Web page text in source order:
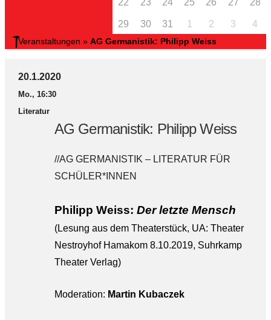
29 30 31 1 2 3 4
Veranstaltungen » AG Germanistik: Philipp Weiss
20.1.2020
Mo., 16:30
Literatur
AG Germanistik: Philipp Weiss
//AG GERMANISTIK – LITERATUR FÜR
SCHÜLER*INNEN
Philipp Weiss: Der letzte Mensch
(Lesung aus dem Theaterstück, UA: Theater
Nestroyhof Hamakom 8.10.2019, Suhrkamp
Theater Verlag)
Moderation: Martin Kubaczek